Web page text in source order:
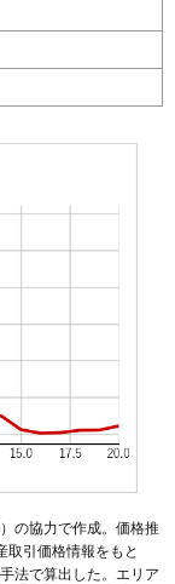
の協力で作成。価格推
取引価格情報をもと
法で算出した。エリア